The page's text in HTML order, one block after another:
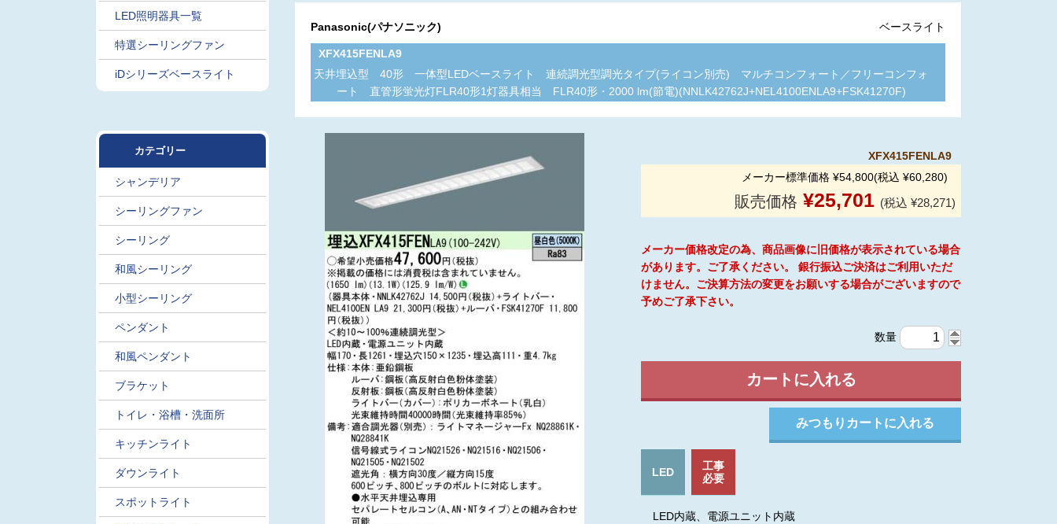
LED照明器具一覧
特選シーリングファン
iDシリーズベースライト
カテゴリー
シャンデリア
シーリングファン
シーリング
和風シーリング
小型シーリング
ペンダント
和風ペンダント
ブラケット
トイレ・浴槽・洗面所
キッチンライト
ダウンライト
スポットライト
Panasonic(パナソニック) ベースライト
XFX415FENLA9
天井埋込型 40形 一体型LEDベースライト 連続調光型調光タイプ(ライコン別売) マルチコンフォート／フリーコンフォ
ート 直管形蛍光灯FLR40形1灯器具相当 FLR40形・2000 lm(節電)(NNLK42762J+NEL4100ENLA9+FSK41270F)
XFX415FENLA9
メーカー標準価格 ¥54,800(税込 ¥60,280)
販売価格 ¥25,701 (税込 ¥28,271)
メーカー価格改定の為、商品画像に旧価格が表示されている場合
があります。ご了承ください。 銀行振込ご決済はご利用いただ
けません。ご決算方法の変更をお願いする場合がございますので
予めご了承下さい。
数量
LED
工事
必要
LED内蔵、電源ユニット内蔵